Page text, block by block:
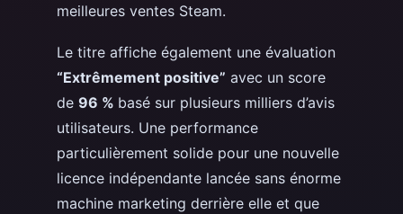
meilleures ventes Steam.
Le titre affiche également une évaluation
“Extrêmement positive” avec un score
de 96 % basé sur plusieurs milliers d’avis
utilisateurs. Une performance
particulièrement solide pour une nouvelle
licence indépendante lancée sans énorme
machine marketing derrière elle et que